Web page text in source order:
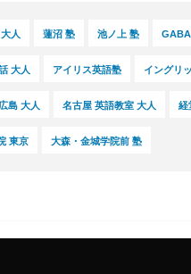
クスプレ
回数：8 / 1セッション
グループレッスン
16,500
人 蓮沼 塾 池ノ上 塾
大人 アイリス英語塾 イングリ
島 大人 名古屋 英語教室 大人 経
東京 大森・金城学院前 塾